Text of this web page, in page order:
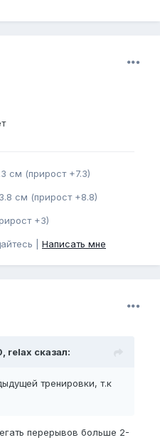
и забрал рост
курс на 17,5
тренировки или в
не делаю много
давлю, упражнение
10 минут
20-30 минут
5-10 минут
и стараюсь
перейти на
жизни, который вел 2
восстанавливаюсь.
см (прирост +7.3)
см (прирост +8.8)
+3)
| Написать мне
relax сказал:
тренировки, т.к
перерывов больше 2-